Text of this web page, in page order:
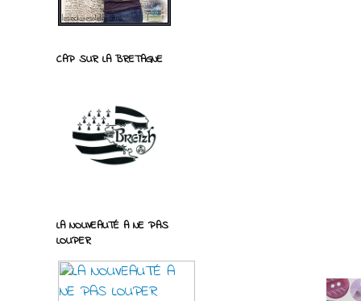
CAP SUR LA BRETAGNE
LA NOUVEAUTÉ A NE PAS
LOUPER